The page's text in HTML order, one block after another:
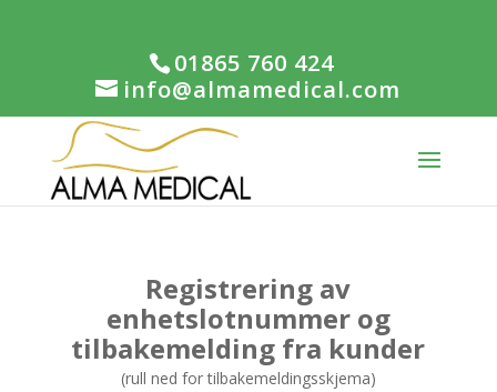
01865 760 424
info@almamedical.com
Registrering av
enhetslotnummer og
tilbakemelding fra kunder
(rull ned for tilbakemeldingsskjema)